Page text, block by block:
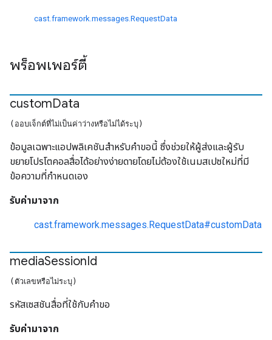
cast.framework.messages.RequestData
พร็อพเพอร์ตี้
customData
(ออบเจ็กต์ที่ไม่เป็นค่าว่างหรือไม่ได้ระบุ)
ข้อมูลเฉพาะแอปพลิเคชันสำหรับคำขอนี้ ซึ่งช่วยให้ผู้ส่งและผู้รับ
ขยายโปรโตคอลสื่อได้อย่างง่ายดายโดยไม่ต้องใช้เนมสเปซใหม่ที่มี
ข้อความที่กำหนดเอง
รับค่ามาจาก
cast.framework.messages.RequestData#customData
mediaSessionId
(ตัวเลขหรือไม่ระบุ)
รหัสเซสชันสื่อที่ใช้กับคำขอ
รับค่ามาจาก